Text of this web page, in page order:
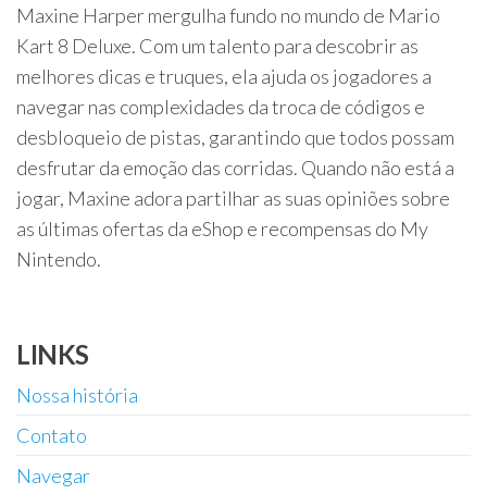
Maxine Harper mergulha fundo no mundo de Mario
Kart 8 Deluxe. Com um talento para descobrir as
melhores dicas e truques, ela ajuda os jogadores a
navegar nas complexidades da troca de códigos e
desbloqueio de pistas, garantindo que todos possam
desfrutar da emoção das corridas. Quando não está a
jogar, Maxine adora partilhar as suas opiniões sobre
as últimas ofertas da eShop e recompensas do My
Nintendo.
LINKS
Nossa história
Contato
Navegar